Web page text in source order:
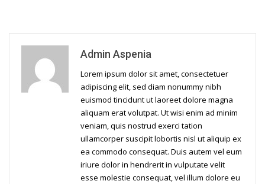
Admin Aspenia
Lorem ipsum dolor sit amet, consectetuer
adipiscing elit, sed diam nonummy nibh
euismod tincidunt ut laoreet dolore magna
aliquam erat volutpat. Ut wisi enim ad minim
veniam, quis nostrud exerci tation
ullamcorper suscipit lobortis nisl ut aliquip ex
ea commodo consequat. Duis autem vel eum
iriure dolor in hendrerit in vulputate velit
esse molestie consequat, vel illum dolore eu